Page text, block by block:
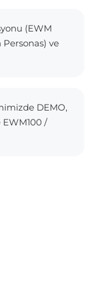
(EWM
Personas) ve
DEMO,
/